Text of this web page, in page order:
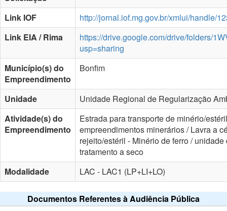
Link IOF
http://jornal.iof.mg.gov.br/xmlui/handle/
Link EIA / Rima
https://drive.google.com/drive/folders/
usp=sharing
Município(s) do
Empreendimento
Bonfim
Unidade
Unidade Regional de Regularização
Atividade(s) do
Empreendimento
Estrada para transporte de minério/
empreendimentos minerários / Lavra a
rejeito/estéril - Minério de ferro /
tratamento a seco
Modalidade
LAC - LAC1 (LP+LI+LO)
Documentos Referentes à Audiência Pública